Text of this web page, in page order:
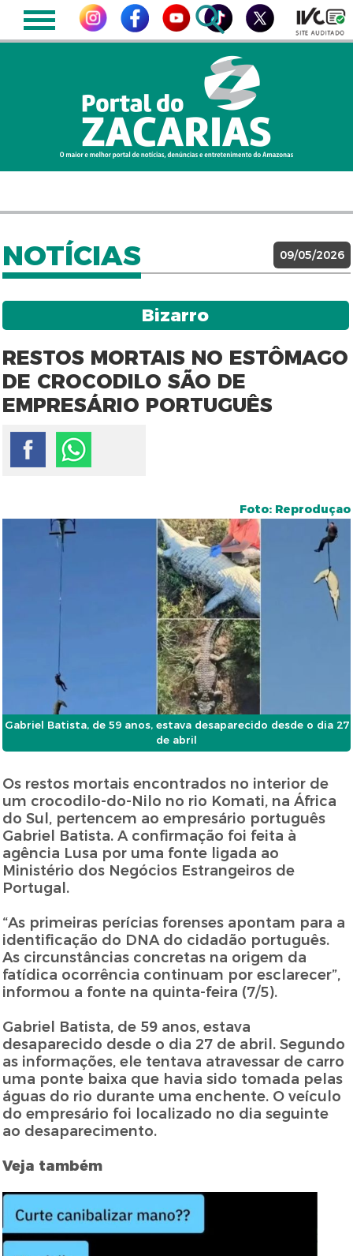
NOTÍCIAS 09/05/2026
Bizarro
RESTOS MORTAIS NO ESTÔMAGO
DE CROCODILO SÃO DE
EMPRESÁRIO PORTUGUÊS
Foto: Reproduçao
Gabriel Batista, de 59 anos, estava desaparecido desde o dia 27
de abril
Os restos mortais encontrados no interior de
um crocodilo-do-Nilo no rio Komati, na África
do Sul, pertencem ao empresário português
Gabriel Batista. A confirmação foi feita à
agência Lusa por uma fonte ligada ao
Ministério dos Negócios Estrangeiros de
Portugal.
“As primeiras perícias forenses apontam para a
identificação do DNA do cidadão português.
As circunstâncias concretas na origem da
fatídica ocorrência continuam por esclarecer”,
informou a fonte na quinta-feira (7/5).
Gabriel Batista, de 59 anos, estava
desaparecido desde o dia 27 de abril. Segundo
as informações, ele tentava atravessar de carro
uma ponte baixa que havia sido tomada pelas
águas do rio durante uma enchente. O veículo
do empresário foi localizado no dia seguinte
ao desaparecimento.
Veja também